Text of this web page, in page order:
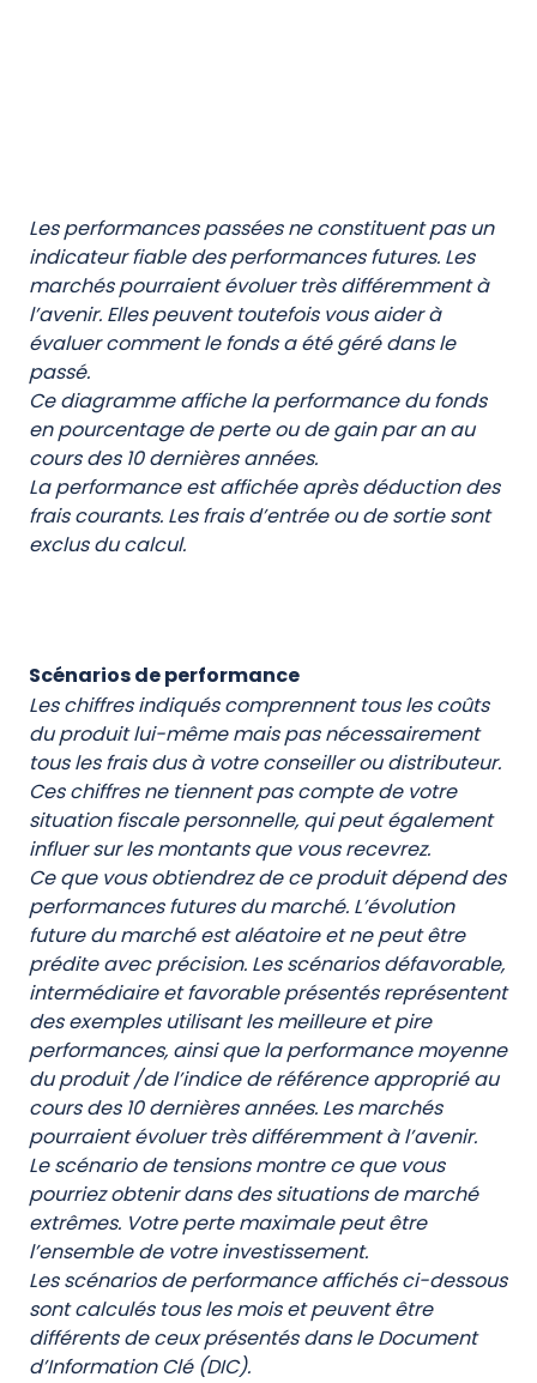
Les performances passées ne constituent pas un
indicateur fiable des performances futures. Les
marchés pourraient évoluer très différemment à
l’avenir. Elles peuvent toutefois vous aider à
évaluer comment le fonds a été géré dans le
passé.
Ce diagramme affiche la performance du fonds
en pourcentage de perte ou de gain par an au
cours des 10 dernières années.
La performance est affichée après déduction des
frais courants. Les frais d’entrée ou de sortie sont
exclus du calcul.
Scénarios de performance
Les chiffres indiqués comprennent tous les coûts
du produit lui-même mais pas nécessairement
tous les frais dus à votre conseiller ou distributeur.
Ces chiffres ne tiennent pas compte de votre
situation fiscale personnelle, qui peut également
influer sur les montants que vous recevrez.
Ce que vous obtiendrez de ce produit dépend des
performances futures du marché. L’évolution
future du marché est aléatoire et ne peut être
prédite avec précision. Les scénarios défavorable,
intermédiaire et favorable présentés représentent
des exemples utilisant les meilleure et pire
performances, ainsi que la performance moyenne
du produit /de l’indice de référence approprié au
cours des 10 dernières années. Les marchés
pourraient évoluer très différemment à l’avenir.
Le scénario de tensions montre ce que vous
pourriez obtenir dans des situations de marché
extrêmes. Votre perte maximale peut être
l’ensemble de votre investissement.
Les scénarios de performance affichés ci-dessous
sont calculés tous les mois et peuvent être
différents de ceux présentés dans le Document
d’Information Clé (DIC).